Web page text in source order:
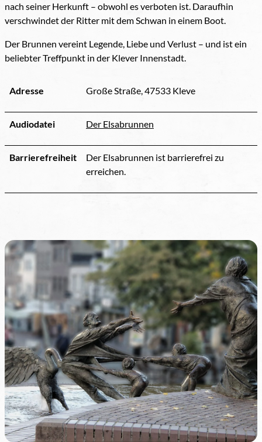
nach seiner Herkunft – obwohl es verboten ist. Daraufhin
verschwindet der Ritter mit dem Schwan in einem Boot.
Der Brunnen vereint Legende, Liebe und Verlust – und ist ein
beliebter Treffpunkt in der Klever Innenstadt.
Adresse Große Straße, 47533 Kleve
Audiodatei Der Elsabrunnen
Barrierefreiheit
Der Elsabrunnen ist barrierefrei zu
erreichen.